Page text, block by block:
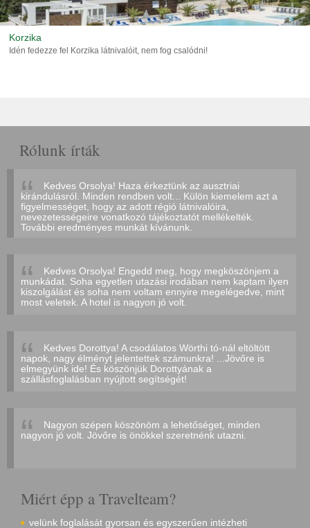
Korzika
Idén fedezze fel Korzika látnivalóit, nem fog csalódni!
Rólunk írták
Kedves Orsolya! Haza érkeztünk az ausztriai
kirándulásról. Minden rendben volt... Külön kiemelem azt a
figyelmességet, hogy az adott régió látnivalóira,
nevezetességeire vonatkozó tájékoztatót mellékelték.
További eredményes munkát kívánunk.
Kedves Orsolya! Engedd meg, hogy megköszönjem a
munkádat. Soha egyetlen utazási irodában nem kaptam ilyen
kiszolgálást és soha nem voltam ennyire megelégedve, mint
most veletek. A hotel is nagyon jó volt.
Kedves Dorottya! A csodálatos Wörthi tó-nál eltöltött
napok, nagy élményt jelentettek számunkra! ...Jövőre is
elmegyünk ide! És köszönjük Dorottyának a
szállásfoglalásban nyújtott segítségét!
Nagyon szépen köszönöm a lehetőséget, minden
nagyon jó volt. Jövőre is önökkel szeretnénk utazni.
Miért épp a Travelteam?
velünk foglalását gyorsan és egyszerűen intézheti